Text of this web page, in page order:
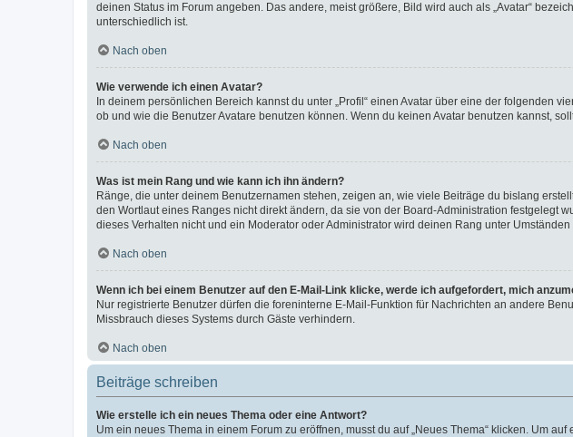
deinen Status im Forum angeben. Das andere, meist größere, Bild wird auch als „Avatar“
unterschiedlich ist.
Nach oben
Wie verwende ich einen Avatar?
In deinem persönlichen Bereich kannst du unter „Profil“ einen Avatar über eine der folgenden
ob und wie die Benutzer Avatare benutzen können. Wenn du keinen Avatar benutzen kannst,
Nach oben
Was ist mein Rang und wie kann ich ihn ändern?
Ränge, die unter deinem Benutzernamen stehen, zeigen an, wie viele Beiträge du bislang
den Wortlaut eines Ranges nicht direkt ändern, da sie von der Board-Administration
dieses Verhalten nicht und ein Moderator oder Administrator wird deinen Rang unter
Nach oben
Wenn ich bei einem Benutzer auf den E-Mail-Link klicke, werde ich aufgefordert, mich
Nur registrierte Benutzer dürfen die foreninterne E-Mail-Funktion für Nachrichten an andere
Missbrauch dieses Systems durch Gäste verhindern.
Nach oben
Beiträge schreiben
Wie erstelle ich ein neues Thema oder eine Antwort?
Um ein neues Thema in einem Forum zu eröffnen, musst du auf „Neues Thema“ klicken. Um